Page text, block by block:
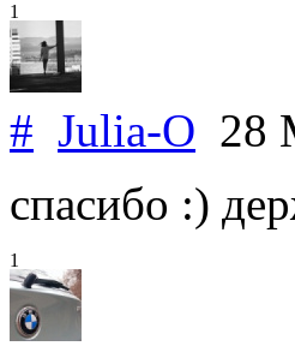
1
# Julia-O 28
спасибо :)
1